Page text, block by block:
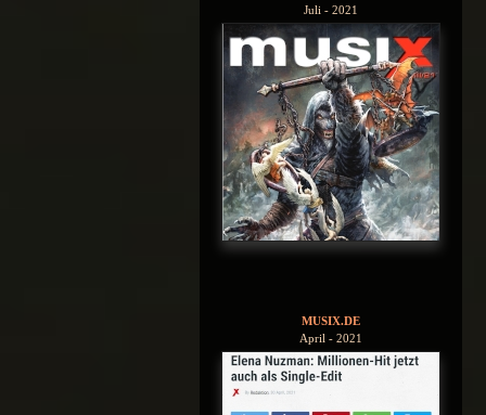
Juli - 2021
MUSIX.DE
April - 2021